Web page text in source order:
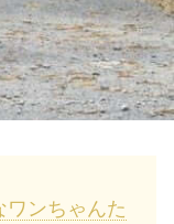
ワンちゃんた